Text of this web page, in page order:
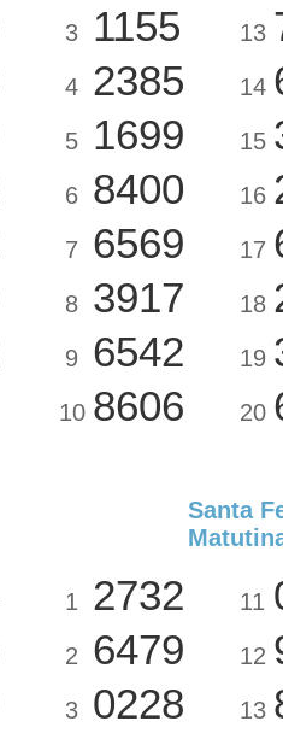
3 1155
4 2385
5 1699
6 8400
7 6569
8 3917
9 6542
10 8606
13
14
15
16
17
18
19
20
Santa
1 2732
2 6479
3 0228
11
12
13